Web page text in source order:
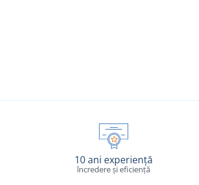
10 ani experiență
încredere și eficiență